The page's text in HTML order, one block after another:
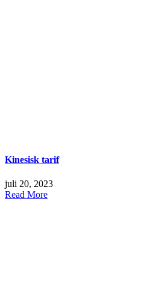
Kinesisk tarif
juli 20, 2023
Read More